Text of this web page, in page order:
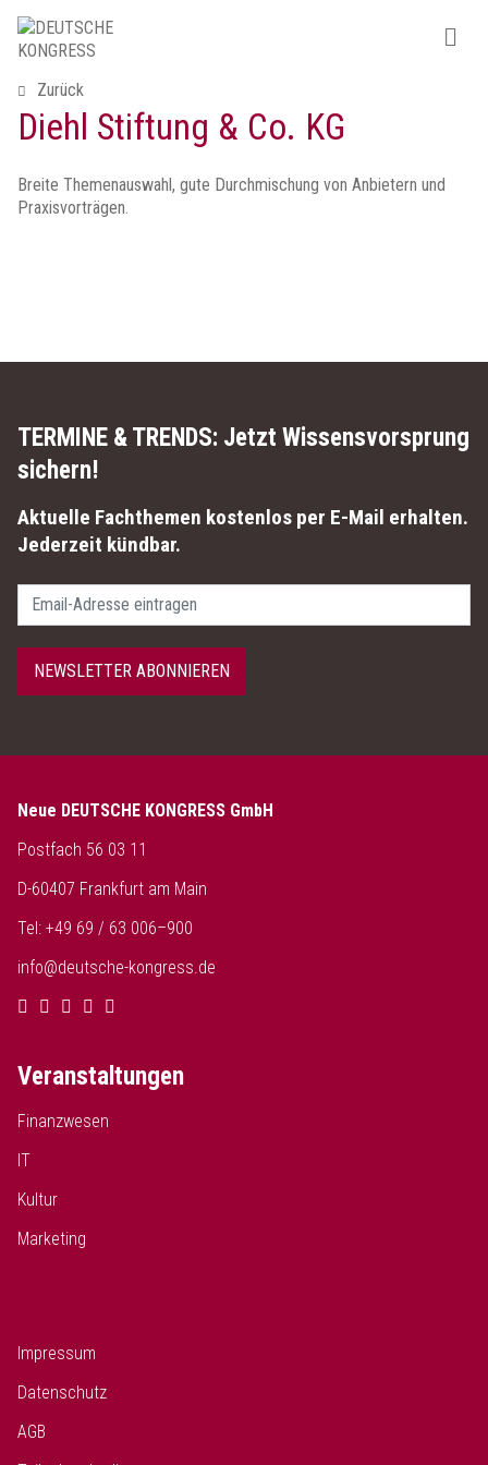
Zurück
Diehl Stiftung & Co. KG
Breite Themenauswahl, gute Durchmischung von Anbietern und
Praxisvorträgen.
TERMINE & TRENDS: Jetzt Wissensvorsprung
sichern!
Aktuelle Fachthemen kostenlos per E-Mail erhalten.
Jederzeit kündbar.
Passwort
NEWSLETTER ABONNIEREN
Neue DEUTSCHE KONGRESS GmbH
Postfach 56 03 11
D-60407 Frankfurt am Main
Tel: +49 69 / 63 006–900
info@deutsche-kongress.de
Veranstaltungen
Finanzwesen
IT
Kultur
Marketing
Impressum
Datenschutz
AGB